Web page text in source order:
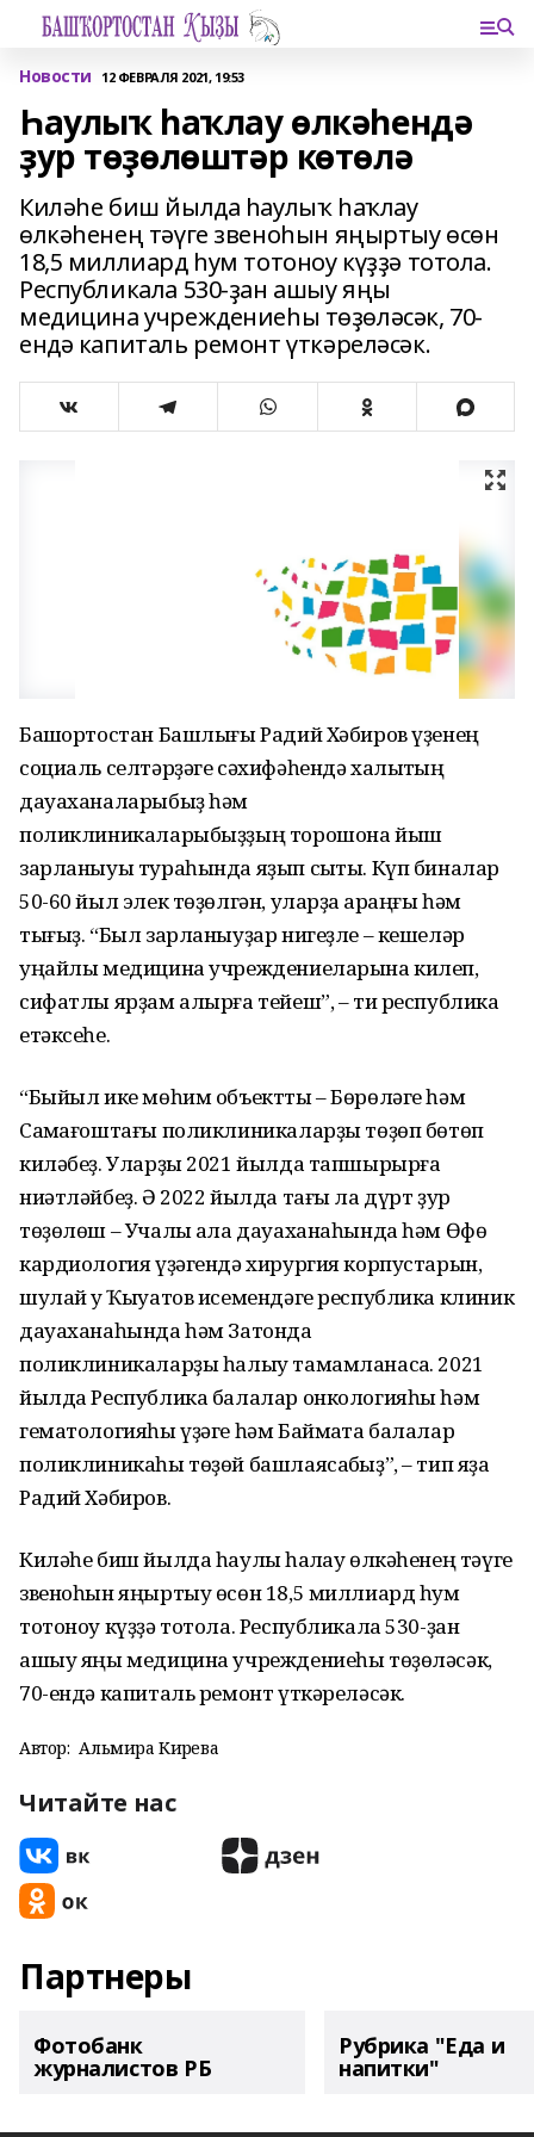
Новости 12 ФЕВРАЛЯ 2021, 19:53
Һаулыҡ һаҡлау өлкәһендә
ҙур төҙөлөштәр көтөлә
Киләһе биш йылда һаулыҡ һаҡлау
өлкәһенең тәүге звеноһын яңыртыу өсөн
18,5 миллиард һум тотоноу күҙҙә тотола.
Республикала 530-ҙан ашыу яңы
медицина учреждениеһы төҙөләсәк, 70-
ендә капиталь ремонт үткәреләсәк.
Башҡортостан Башлығы Радий Хәбиров үҙенең
социаль селтәрҙәге сәхифәһендә халыҡтың
дауаханаларыбыҙ һәм
поликлиникаларыбыҙҙың торошона йыш
зарланыуы тураһында яҙып сыҡты. Күп биналар
50-60 йыл элек төҙөлгән, уларҙа ҡараңғы һәм
тығыҙ. “Был зарланыуҙар нигеҙле – кешеләр
уңайлы медицина учреждениеларына килеп,
сифатлы ярҙам алырға тейеш”, – ти республика
етәксеһе.
“Быйыл ике мөһим объектты – Бөрөләге һәм
Саҡмағоштағы поликлиникаларҙы төҙөп бөтөп
киләбеҙ. Уларҙы 2021 йылда тапшырырға
ниәтләйбеҙ. Ә 2022 йылда тағы ла дүрт ҙур
төҙөлөш – Учалы ҡала дауаханаһында һәм Өфө
кардиология үҙәгендә хирургия корпустарын,
шулай уҡ Ҡыуатов исемендәге республика клиник
дауаханаһында һәм Затонда
поликлиникаларҙы һалыу тамамланасаҡ. 2021
йылда Республика балалар онкологияһы һәм
гематологияһы үҙәге һәм Баймаҡта балалар
поликлиникаһы төҙөй башлаясаҡбыҙ”, – тип яҙа
Радий Хәбиров.
Киләһе биш йылда һаулыҡ һаҡлау өлкәһенең тәүге
звеноһын яңыртыу өсөн 18,5 миллиард һум
тотоноу күҙҙә тотола. Республикала 530-ҙан
ашыу яңы медицина учреждениеһы төҙөләсәк,
70-ендә капиталь ремонт үткәреләсәк.
Автор: Альмира Кирәева
Читайте нас
Партнеры
Фотобанк
журналистов РБ
Рубрика "Еда и
напитки"